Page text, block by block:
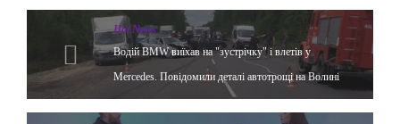
Hot News
Водій BMW виїхав на "зустрічку" і влетів у
Mercedes. Повідомили деталі автотрощі на Волині